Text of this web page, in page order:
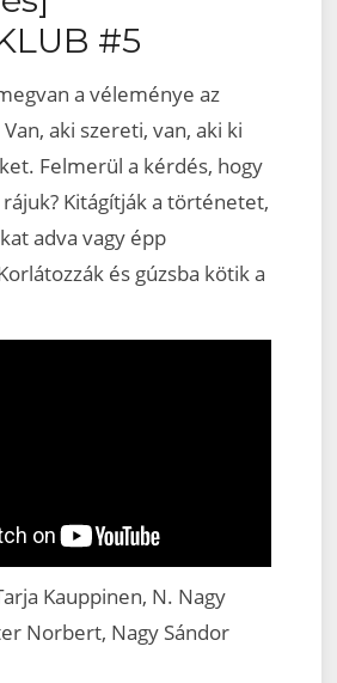
#5
a véleménye az
aki szereti, van, aki ki
Felmerül a kérdés, hogy
Kitágítják a történetet,
adva vagy épp
és gúzsba kötik a
Kauppinen, N. Nagy
Norbert, Nagy Sándor